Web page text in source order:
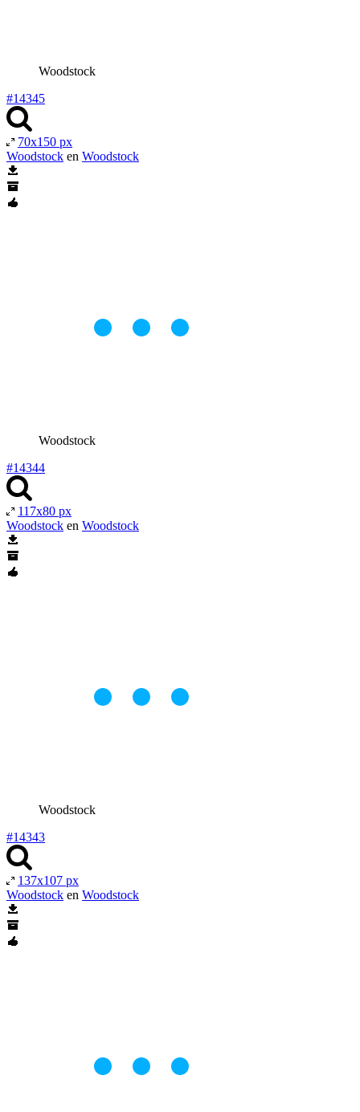
Woodstock
#14345
70x150 px
Woodstock en Woodstock
Woodstock
#14344
117x80 px
Woodstock en Woodstock
Woodstock
#14343
137x107 px
Woodstock en Woodstock